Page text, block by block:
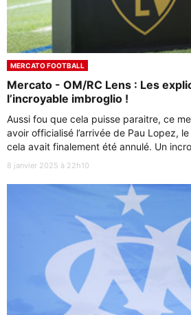
MERCATO FOOTBALL
Mercato - OM/RC Lens : Les
l’incroyable imbroglio !
Aussi fou que cela puisse paraitre, ce
avoir officialisé l’arrivée de Pau Lopez,
cela avait finalement été annulé. Un
8 janvier 2025 à 22h10